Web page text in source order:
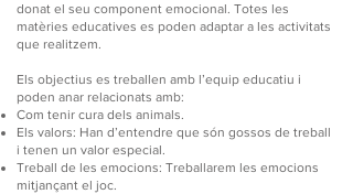
donat el seu component emocional. Totes les
matèries educatives es poden adaptar a les activitats
que realitzem.
Els objectius es treballen amb l’equip educatiu i
poden anar relacionats amb:
Com tenir cura dels animals.
Els valors: Han d’entendre que són gossos de treball
i tenen un valor especial.
Treball de les emocions: Treballarem les emocions
mitjançant el joc.